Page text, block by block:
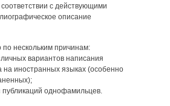
с действующими
описание
нескольким причинам:
вариантов написания
иностранных языках (особенно
однофамильцев.